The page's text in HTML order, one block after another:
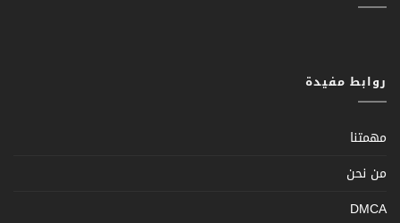
روابط مفيدة
مهمتنا
من نحن
DMCA